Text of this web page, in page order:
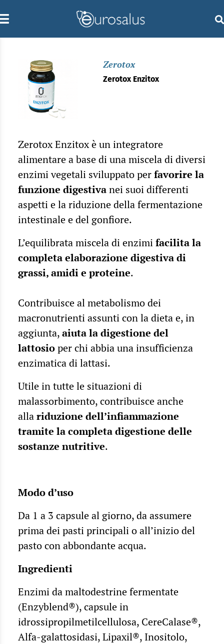
Zerotox
Zerotox Enzitox
Zerotox Enzitox è un integratore
alimentare a base di una miscela di diversi
enzimi vegetali sviluppato perfavorire la
funzione digestivanei suoi differenti
aspetti e la riduzione della fermentazione
intestinale e del gonfiore.
L’equilibrata miscela di enzimifacilita la
completa elaborazione digestiva di
grassi, amidi e proteine.
Contribuisce al metabolismo dei
macronutrienti assunti con la dieta e, in
aggiunta,aiuta la digestione del
lattosioper chi abbia una insufficienza
enzimatica di lattasi.
Utile in tutte le situazioni di
malassorbimento, contribuisce anche
allariduzione dell’infiammazione
tramite la completa digestione delle
sostanze nutritive.
Modo d’uso
Da 1 a 3 capsule al giorno, da assumere
prima dei pasti principali o all’inizio del
pasto con abbondante acqua.
Ingredienti
Enzimi da maltodestrine fermentate
(Enzyblend®), capsule in
idrossipropilmetilcellulosa, CereCalase®,
Alfa-galattosidasi, Lipaxil®, Inositolo,